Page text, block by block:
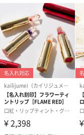
ゼリーバウム カット
（レモン＆紅茶）（432
円）